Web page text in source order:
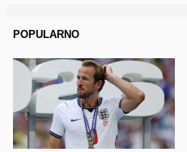
POPULARNO